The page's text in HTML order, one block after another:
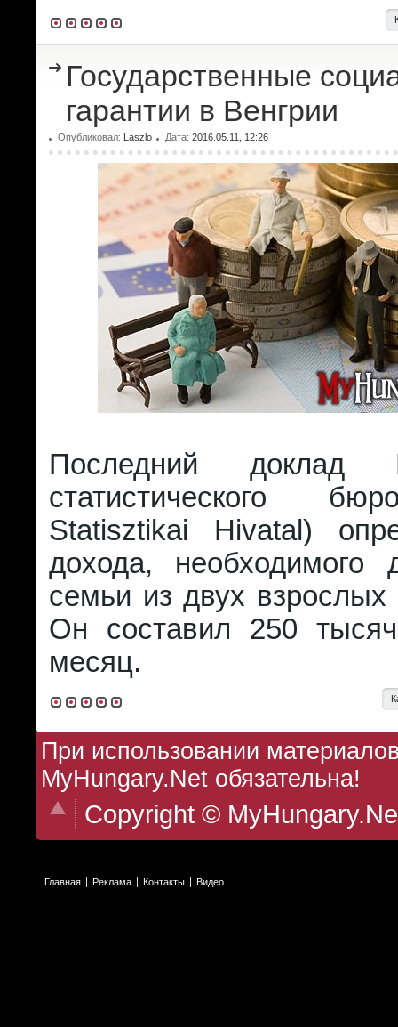
Государственные
гарантии в Венгрии
Опубликовал: Laszlo Дата: 2016.05.11, 12:26
Последний доклад
статистического
Statisztikai Hivatal)
дохода, необходимого
семьи из двух взрослых
Он составил 250
месяц.
При использовании
MyHungary.Net обязательна!
Copyright ©
Главная Реклама Контакты Видео